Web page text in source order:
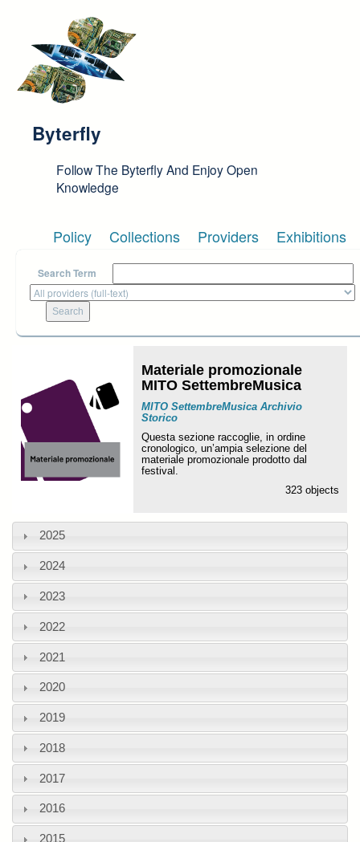
Byterfly
Follow The Byterfly And Enjoy Open
Knowledge
Policy Collections Providers Exhibitions
Search Term
Materiale promozionale
MITO SettembreMusica
MITO SettembreMusica Archivio
Storico
Questa sezione raccoglie, in ordine
cronologico, un’ampia selezione del
materiale promozionale prodotto dal
festival.
323 objects
2025
2024
2023
2022
2021
2020
2019
2018
2017
2016
2015